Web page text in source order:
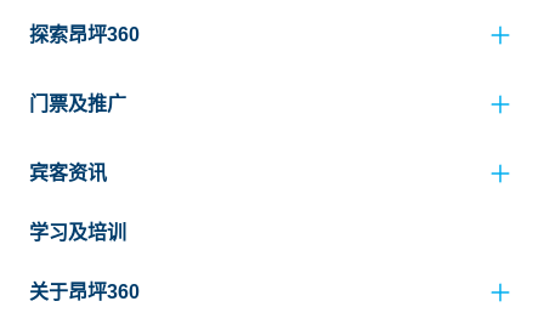
探索昂坪360
门票及推广
宾客资讯
学习及培训
关于昂坪360